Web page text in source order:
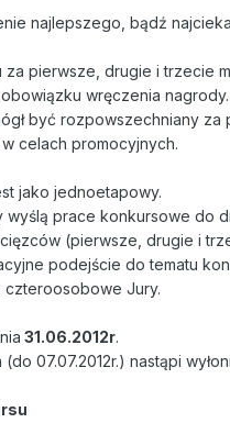
najlepszego, bądź
pierwsze, drugie i trzecie
wręczenia nagrody.
być rozpowszechniany
celach promocyjnych.
jako jednoetapowy.
prace konkursowe do
(pierwsze, drugie i
podejście do tematu
Jury.
31.06.2012r.
07.07.2012r.) nastąpi